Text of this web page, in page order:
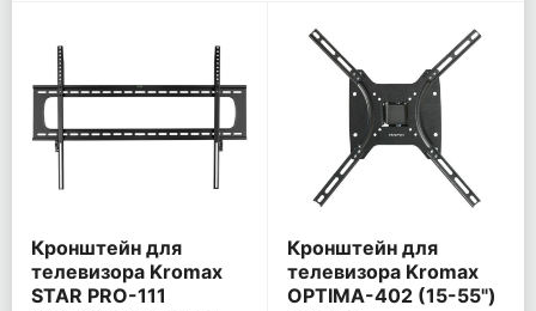
Кронштейн для
телевизора Kromax
STAR PRO-111
Кронштейн для
телевизора Kromax
OPTIMA-402 (15-55")